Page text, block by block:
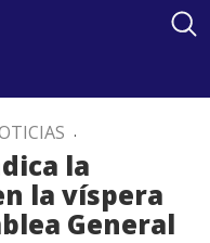
.
la
la víspera
General